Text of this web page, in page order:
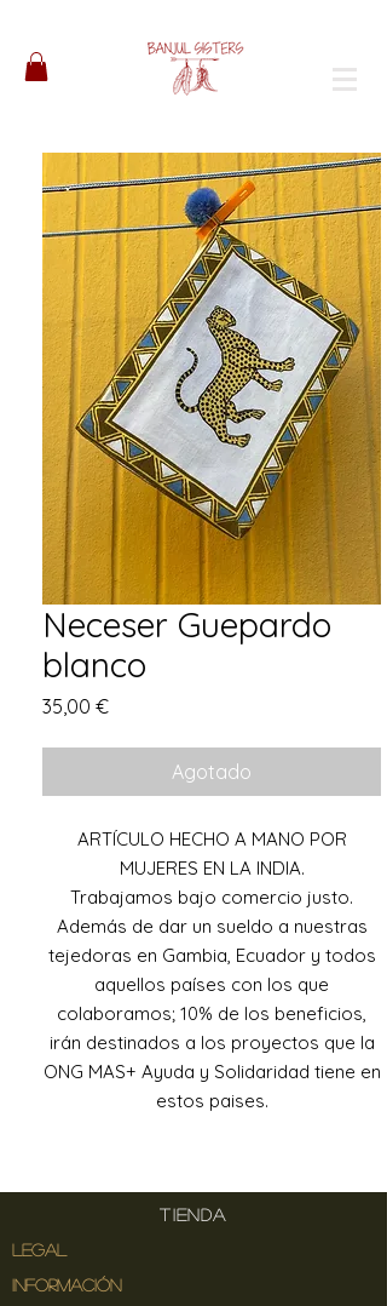
Neceser Guepardo
blanco
35,00 €Precio
Agotado
ARTÍCULO HECHO A MANO POR
MUJERES EN LA INDIA.
Trabajamos bajo comercio justo.
Además de dar un sueldo a nuestras
tejedoras en Gambia, Ecuador y todos
aquellos países con los que
colaboramos; 10% de los beneficios,
irán destinados a los proyectos que la
ONG MAS+ Ayuda y Solidaridad tiene en
estos paises.
TIENDA
LEGAL
INFORMACIÓN